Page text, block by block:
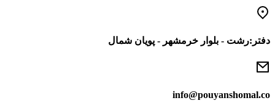
رفتن
به
دفتر:رشت - بلوار خرمشهر - پویان شمال
info@pouyanshomal.co